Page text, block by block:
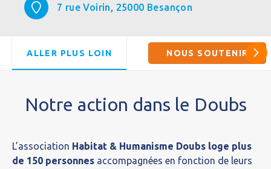
7 rue Voirin, 25000 Besançon
ALLER PLUS LOIN NOUS SOUTENIR
Notre action dans le Doubs
L’association Habitat & Humanisme Doubs loge plus
de 150 personnes accompagnées en fonction de leurs